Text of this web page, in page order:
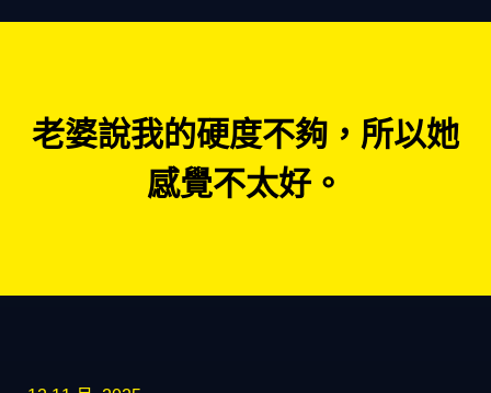
老婆說我的硬度不夠，所以她
感覺不太好。